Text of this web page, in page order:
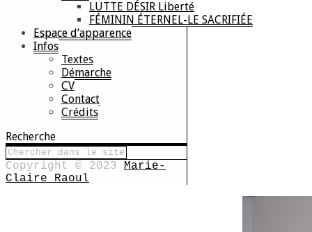
LUTTE DÉSIR Liberté
FÉMININ ÉTERNEL-LE SACRIFIÉE
Espace d’apparence
Infos
Textes
Démarche
CV
Contact
Crédits
Recherche
Copyright © 2023 Marie-
Claire Raoul